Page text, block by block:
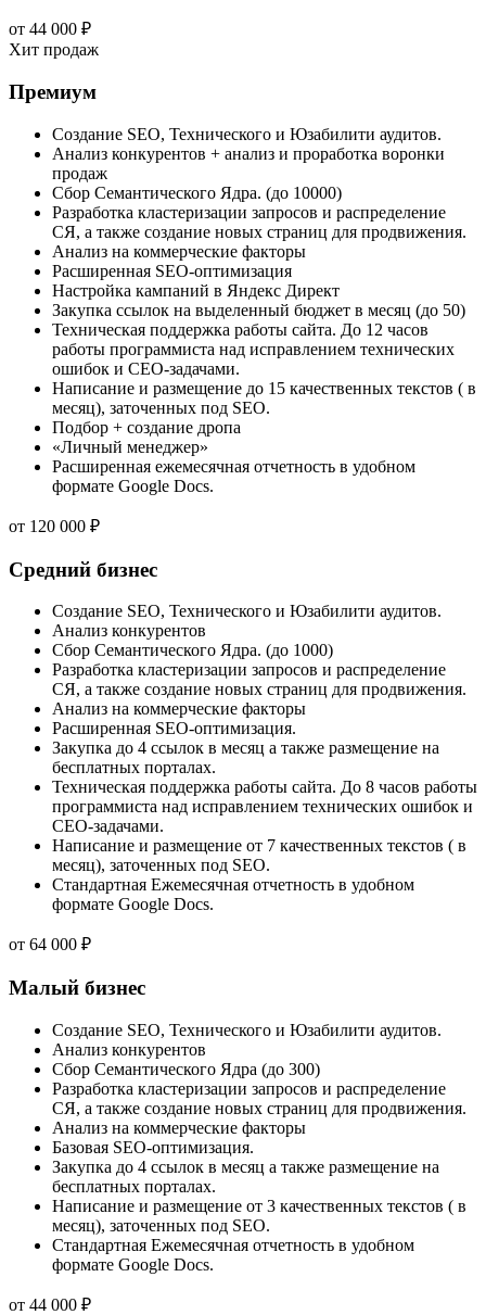
от 44 000 ₽
Хит продаж
Премиум
Создание SEO, Технического и Юзабилити аудитов.
Анализ конкурентов + анализ и проработка воронки
продаж
Сбор Семантического Ядра. (до 10000)
Разработка кластеризации запросов и распределение
СЯ, а также создание новых страниц для продвижения.
Анализ на коммерческие факторы
Расширенная SEO-оптимизация
Настройка кампаний в Яндекс Директ
Закупка ссылок на выделенный бюджет в месяц (до 50)
Техническая поддержка работы сайта. До 12 часов
работы программиста над исправлением технических
ошибок и СЕО-задачами.
Написание и размещение до 15 качественных текстов ( в
месяц), заточенных под SEO.
Подбор + создание дропа
«Личный менеджер»
Расширенная ежемесячная отчетность в удобном
формате Google Docs.
от 120 000 ₽
Средний бизнес
Создание SEO, Технического и Юзабилити аудитов.
Анализ конкурентов
Сбор Семантического Ядра. (до 1000)
Разработка кластеризации запросов и распределение
СЯ, а также создание новых страниц для продвижения.
Анализ на коммерческие факторы
Расширенная SEO-оптимизация.
Закупка до 4 ссылок в месяц а также размещение на
бесплатных порталах.
Техническая поддержка работы сайта. До 8 часов работы
программиста над исправлением технических ошибок и
СЕО-задачами.
Написание и размещение от 7 качественных текстов ( в
месяц), заточенных под SEO.
Стандартная Ежемесячная отчетность в удобном
формате Google Docs.
от 64 000 ₽
Малый бизнес
Создание SEO, Технического и Юзабилити аудитов.
Анализ конкурентов
Сбор Семантического Ядра (до 300)
Разработка кластеризации запросов и распределение
СЯ, а также создание новых страниц для продвижения.
Анализ на коммерческие факторы
Базовая SEO-оптимизация.
Закупка до 4 ссылок в месяц а также размещение на
бесплатных порталах.
Написание и размещение от 3 качественных текстов ( в
месяц), заточенных под SEO.
Стандартная Ежемесячная отчетность в удобном
формате Google Docs.
от 44 000 ₽